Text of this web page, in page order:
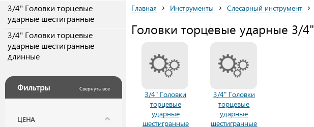
3/4" Головки торцевые
ударные шестигранные
3/4" Головки торцевые
ударные шестигранные
длинные
Фильтры Свернуть все
ЦЕНА
Главная › Инструменты › Слесарный инструмент ›
Головки торцевые ударные 3/4"
3/4" Головки
торцевые
ударные
шестигранные
3/4" Головки
торцевые
ударные
шестигранные